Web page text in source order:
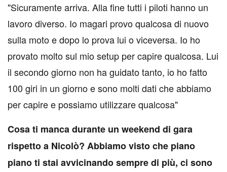
"Sicuramente arriva. Alla fine tutti i piloti hanno un
lavoro diverso. Io magari provo qualcosa di nuovo
sulla moto e dopo lo prova lui o viceversa. Io ho
provato molto sul mio setup per capire qualcosa. Lui
il secondo giorno non ha guidato tanto, io ho fatto
100 giri in un giorno e sono molti dati che abbiamo
per capire e possiamo utilizzare qualcosa"
Cosa ti manca durante un weekend di gara
rispetto a Nicolò? Abbiamo visto che piano
piano ti stai avvicinando sempre di più, ci sono